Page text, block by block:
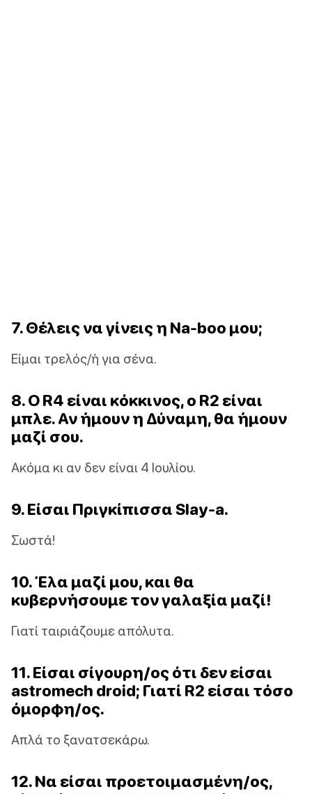
7. Θέλεις να γίνεις η Na-boo μου;
Είμαι τρελός/ή για σένα.
8. Ο R4 είναι κόκκινος, ο R2 είναι
μπλε. Αν ήμουν η Δύναμη, θα ήμουν
μαζί σου.
Ακόμα κι αν δεν είναι 4 Ιουλίου.
9. Είσαι Πριγκίπισσα Slay-a.
Σωστά!
10. Έλα μαζί μου, και θα
κυβερνήσουμε τον γαλαξία μαζί!
Γιατί ταιριάζουμε απόλυτα.
11. Είσαι σίγουρη/ος ότι δεν είσαι
astromech droid; Γιατί R2 είσαι τόσο
όμορφη/ος.
Απλά το ξανατσεκάρω.
12. Να είσαι προετοιμασμένη/ος,